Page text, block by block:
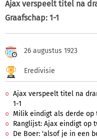
Ajax verspeelt titel na
Graafschap: 1-1
26 augustus 1923
Eredivisie
Ajax verspeelt titel na
1-1
Milik eindigt als derde
Ranglijst: Ajax eindigt op
De Boer: 'alsof je in een